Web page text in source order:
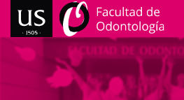
Pasar
contenido
Navegación
principal